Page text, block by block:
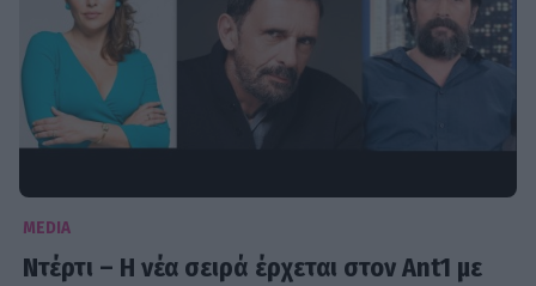
MEDIA
Ντέρτι – Η νέα σειρά έρχεται στον Ant1 με